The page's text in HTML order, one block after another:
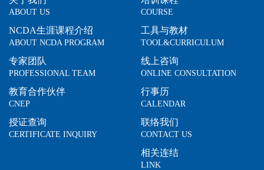
ABOUT US
NCDA生涯课程介绍
ABOUT NCDA PROGRAM
专家团队
PROFESSIONAL TEAM
教育合作伙伴
CNEP
授证查询
CERTIFICATE INQUIRY
COURSE
工具与教材
TOOL&CURRICULUM
线上咨询
ONLINE CONSULTATION
行事历
CALENDAR
联络我们
CONTACT US
相关连结
LINK